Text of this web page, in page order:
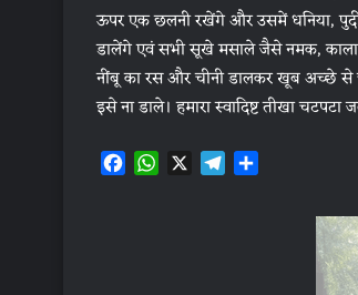
ऊपर एक छलनी रखेंगे और उसमें धनिया,
डालेंगे एवं सभी सूखे मसाले जैसे नमक, काला
नींबू का रस और चीनी डालकर खूब अच्छे से
इसे ना डाले। हमारा स्वादिष्ट तीखा चटपटा
F W X T